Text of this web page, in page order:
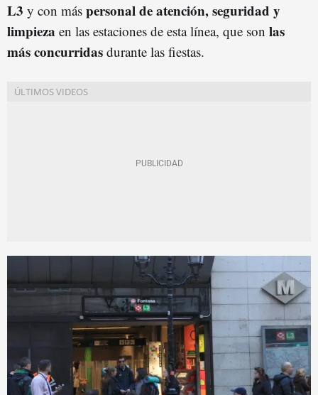
L3 y con más personal de atención, seguridad y
limpieza en las estaciones de esta línea, que son las
más concurridas durante las fiestas.